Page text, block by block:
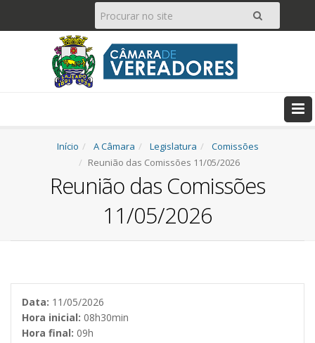
Pesquisar
Início A Câmara Legislatura
Comissões
Reunião das Comissões 11/05/2026
Reunião das Comissões
11/05/2026
Data: 11/05/2026
Hora inicial: 08h30min
Hora final: 09h